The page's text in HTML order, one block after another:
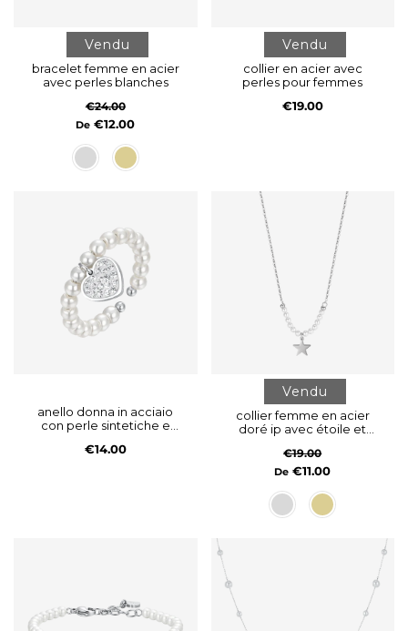
Vendu
bracelet femme en acier
avec perles blanches
€24.00
De €12.00
Vendu
collier en acier avec
perles pour femmes
€19.00
anello donna in acciaio
con perle sintetiche e
€14.00
Vendu
collier femme en acier
doré ip avec étoile et
€19.00
De €11.00